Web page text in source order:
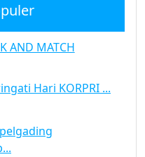
AND MATCH
Hari KORPRI ...